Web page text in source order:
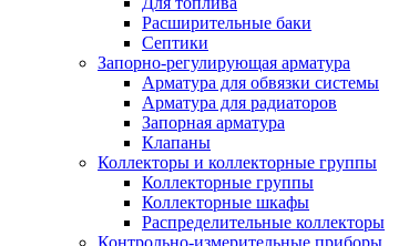
Расширительные баки
Септики
Запорно-регулирующая арматура
Арматура для обвязки системы
Арматура для радиаторов
Запорная арматура
Клапаны
Коллекторы и коллекторные группы
Коллекторные группы
Коллекторные шкафы
Распределительные коллекторы
Контрольно-измерительные приборы